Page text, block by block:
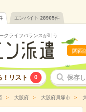
エンバイト 28905件
クライフバランスが叶う
関西
！リスト 0 保存
大阪府 大阪府貝塚市